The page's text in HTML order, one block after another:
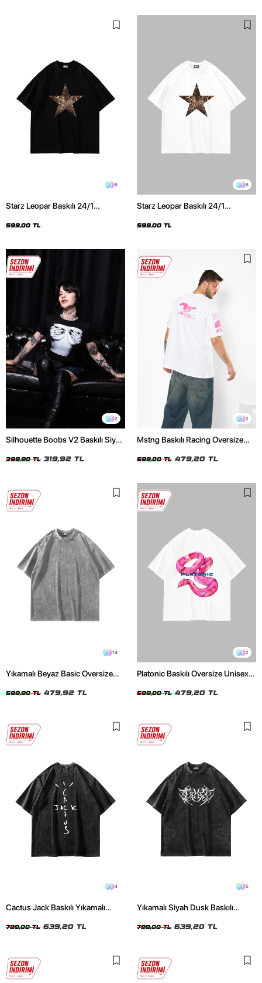
8
Starz Leopar Baskılı 24/1
599,00 TL
8
Starz Leopar Baskılı 24/1
599,00 TL
2
Silhouette Boobs V2 Baskılı Siyah
399,90 TL 319,92 TL
2
Mstng Baskılı Racing Oversize
599,00 TL 479,20 TL
14
Yıkamalı Beyaz Basic Oversize
599,90 TL 479,92 TL
2
Platonic Baskılı Oversize Unisex
599,00 TL 479,20 TL
4
Cactus Jack Baskılı Yıkamalı
799,00 TL 639,20 TL
5
Yıkamalı Siyah Dusk Baskılı
799,00 TL 639,20 TL